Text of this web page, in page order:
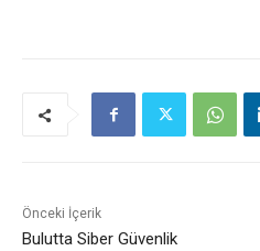
Önceki İçerik
Bulutta Siber Güvenlik